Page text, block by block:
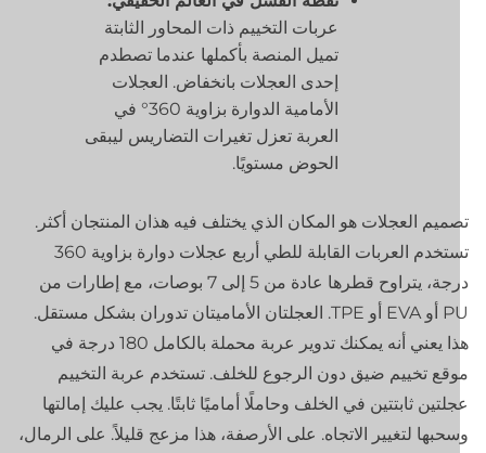
عربات التخييم ذات المحاور الثابتة
تميل المنصة بأكملها عندما تصطدم
إحدى العجلات بانخفاض. العجلات
الأمامية الدوارة بزاوية 360° في
العربة تعزل تغيرات التضاريس ليبقى
الحوض مستويًا.
العجلات هو المكان الذي يختلف فيه هذان المنتجان أكثر.
تستخدم العربات القابلة للطي أربع عجلات دوارة بزاوية 360
درجة، يتراوح قطرها عادة من 5 إلى 7 بوصات، مع إطارات من
PU أو EVA أو TPE. العجلتان الأماميتان تدوران بشكل مستقل.
هذا يعني أنه يمكنك تدوير عربة محملة بالكامل 180 درجة في
تخييم ضيق دون الرجوع للخلف. تستخدم عربة التخييم
ثابتتين في الخلف وحاملًا أماميًا ثابتًا. يجب عليك إمالتها
لتغيير الاتجاه. على الأرصفة، هذا مزعج قليلاً. على الرمال،